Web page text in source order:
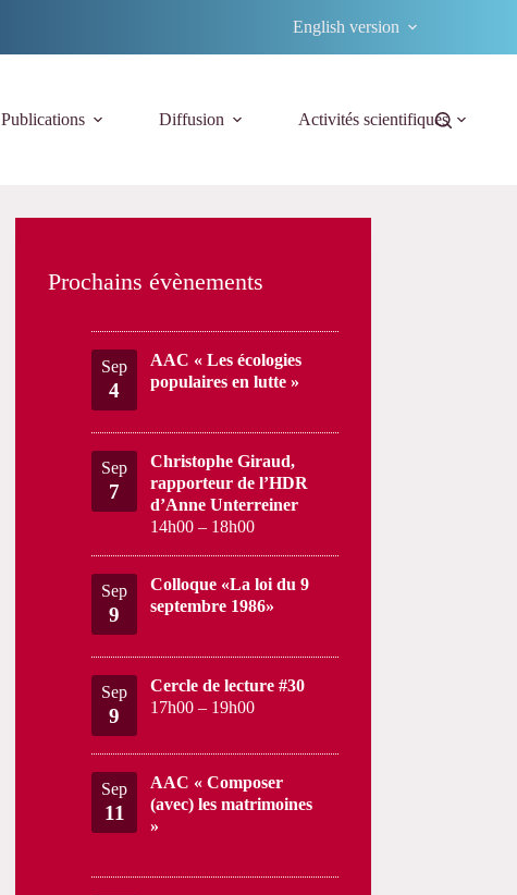
English version
Publications Diffusion Activités scientifiques
Prochains évènements
Sep
4
AAC « Les écologies
populaires en lutte »
Sep
7
Christophe Giraud,
rapporteur de l’HDR
d’Anne Unterreiner
14h00 – 18h00
Sep
9
Colloque «La loi du 9
septembre 1986»
Sep
9
Cercle de lecture #30
17h00 – 19h00
Sep
11
AAC « Composer
(avec) les matrimoines
»